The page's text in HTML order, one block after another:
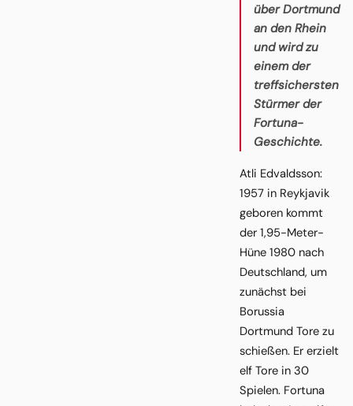
über Dortmund
an den Rhein
und wird zu
einem der
treffsichersten
Stürmer der
Fortuna-
Geschichte.
Atli Edvaldsson:
1957 in Reykjavik
geboren kommt
der 1,95-Meter-
Hüne 1980 nach
Deutschland, um
zunächst bei
Borussia
Dortmund Tore zu
schießen. Er erzielt
elf Tore in 30
Spielen. Fortuna